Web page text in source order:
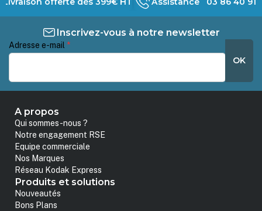
Inscrivez-vous à notre newsletter
Adresse e-mail *
OK
A propos
Qui sommes-nous ?
Notre engagement RSE
Equipe commerciale
Nos Marques
Réseau Kodak Express
Produits et solutions
Nouveautés
Bons Plans